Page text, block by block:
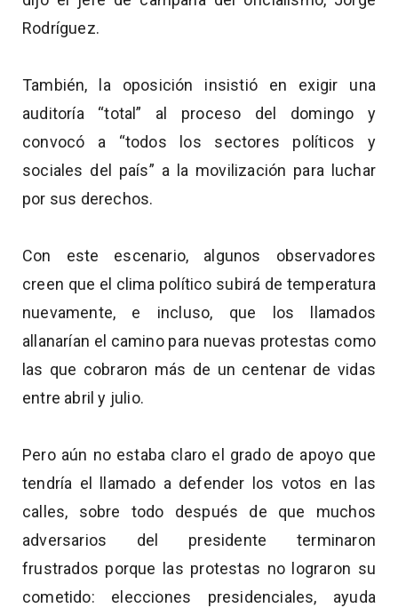
Rodríguez.
También, la oposición insistió en exigir una
auditoría “total” al proceso del domingo y
convocó a “todos los sectores políticos y
sociales del país” a la movilización para luchar
por sus derechos.
Con este escenario, algunos observadores
creen que el clima político subirá de temperatura
nuevamente, e incluso, que los llamados
allanarían el camino para nuevas protestas como
las que cobraron más de un centenar de vidas
entre abril y julio.
Pero aún no estaba claro el grado de apoyo que
tendría el llamado a defender los votos en las
calles, sobre todo después de que muchos
adversarios del presidente terminaron
frustrados porque las protestas no lograron su
cometido: elecciones presidenciales, ayuda